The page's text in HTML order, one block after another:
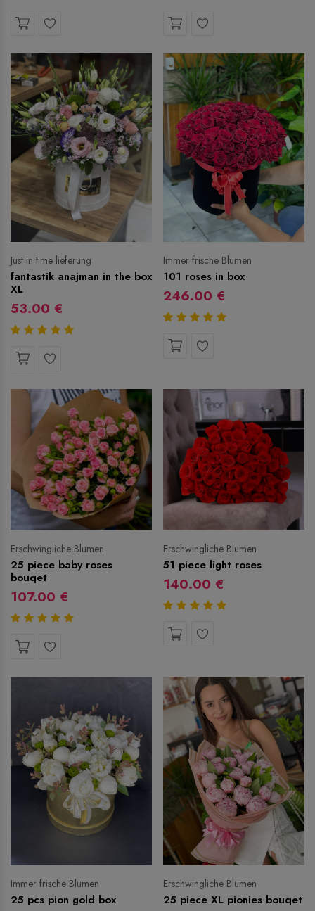
Just in time lieferung
fantastik anajman in the box
XL
53.00 €
Immer frische Blumen
101 roses in box
246.00 €
Erschwingliche Blumen
25 piece baby roses
bouqet
107.00 €
Erschwingliche Blumen
51 piece light roses
140.00 €
Immer frische Blumen
25 pcs pion gold box
Erschwingliche Blumen
25 piece XL pionies bouqet